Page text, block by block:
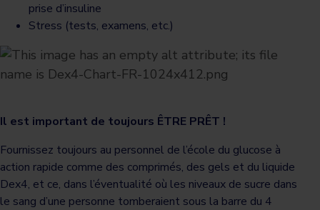
prise d’insuline
Stress (tests, examens, etc.)
Il est important de toujours ÊTRE PRÊT !
Fournissez toujours au personnel de l’école du glucose à
action rapide comme des comprimés, des gels et du liquide
Dex4, et ce, dans l’éventualité où les niveaux de sucre dans
le sang d’une personne tomberaient sous la barre du 4